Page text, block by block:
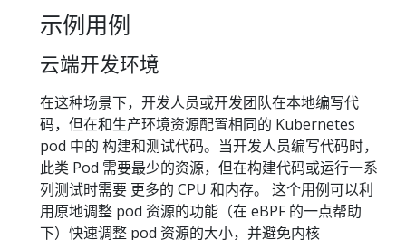
示例用例
云端开发环境
在这种场景下，开发人员或开发团队在本地编写代
码，但在和生产环境资源配置相同的 Kubernetes
pod 中的 构建和测试代码。当开发人员编写代码时，
此类 Pod 需要最少的资源，但在构建代码或运行一系
列测试时需要 更多的 CPU 和内存。 这个用例可以利
用原地调整 pod 资源的功能（在 eBPF 的一点帮助
下）快速调整 pod 资源的大小，并避免内核